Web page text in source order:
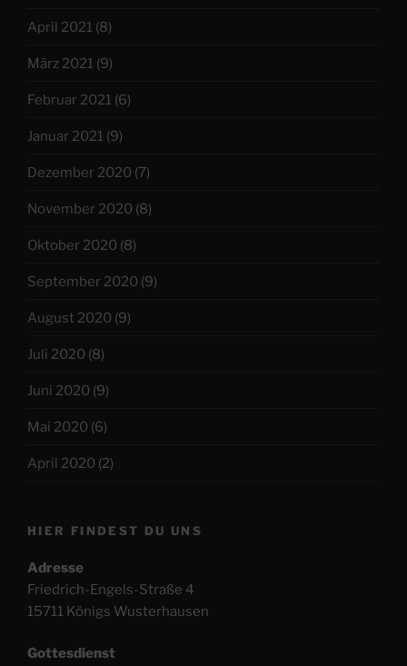
April 2021 (8)
März 2021 (9)
Februar 2021 (6)
Januar 2021 (9)
Dezember 2020 (7)
November 2020 (8)
Oktober 2020 (8)
September 2020 (9)
August 2020 (9)
Juli 2020 (8)
Juni 2020 (9)
Mai 2020 (6)
April 2020 (2)
HIER FINDEST DU UNS
Adresse
Friedrich-Engels-Straße 4
15711 Königs Wusterhausen
Gottesdienst